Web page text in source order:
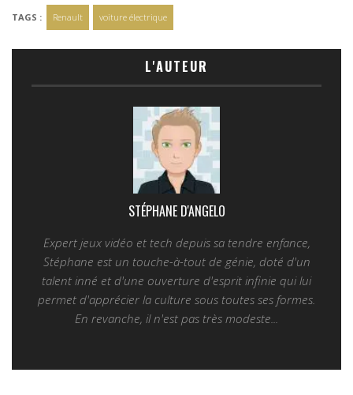
TAGS : Renault voiture électrique
L'AUTEUR
STÉPHANE D'ANGELO
Expert jeux vidéo et tech depuis sa tendre enfance,
Stéphane est un touche-à-tout de génie, doté d'un
talent inné et d'une ouverture d'esprit infinie qui lui
permet d'apprécier la culture sous toutes ses formes.
En revanche, il n'est pas très modeste...